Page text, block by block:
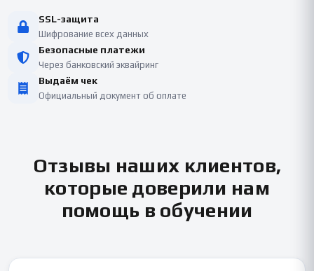
SSL-защита
Шифрование всех данных
Безопасные платежи
Через банковский эквайринг
Выдаём чек
Официальный документ об оплате
Отзывы наших клиентов,
которые доверили нам
помощь в обучении